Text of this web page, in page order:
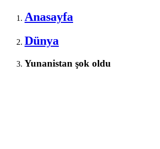
Anasayfa
Dünya
Yunanistan şok oldu